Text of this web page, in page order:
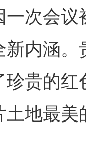
会议
内涵。
珍贵的
地最美